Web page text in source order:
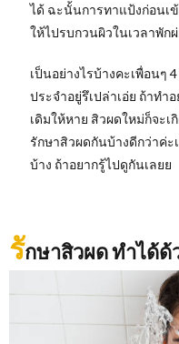
ได้ ฉะนั้นการทาแป้งก่อนเ
ให้ไปรบกวนผิวในเวลาพัก
เป็นอย่างไรบ้างคะเพื่อนๆ
ประจำอยู่รึเปล่าเอ่ย ถ้าทำ
เดิมให้หาย สิวผดใหม่ก็จะ
รักษาสิวผดกันบ้างดีกว่าค่ะ
บ้าง ถ้าอยากรู้ไปดูกันเลยย
รักษาสิวผด ทำได้ด้